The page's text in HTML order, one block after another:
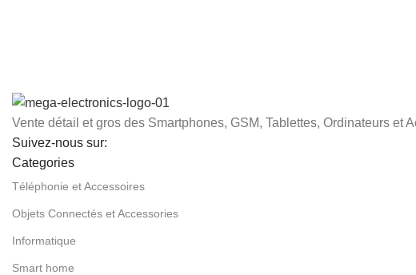
Vente détail et gros des Smartphones, GSM, Tablettes, Ordinateurs et
Suivez-nous sur:
Categories
Téléphonie et Accessoires
Objets Connectés et Accessories
Informatique
Smart home